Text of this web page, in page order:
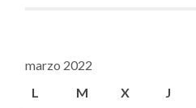
marzo 2022
L
M X J